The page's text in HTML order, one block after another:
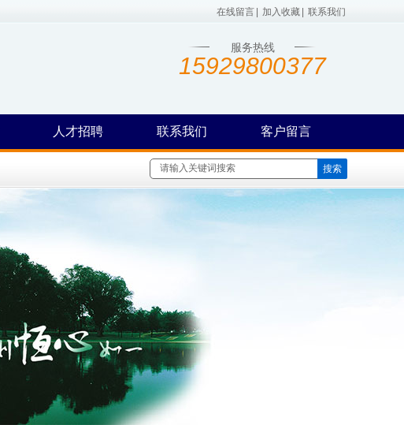
在线留言 加入收藏 联系我们
服务热线
15929800377
人才招聘 联系我们 客户留言